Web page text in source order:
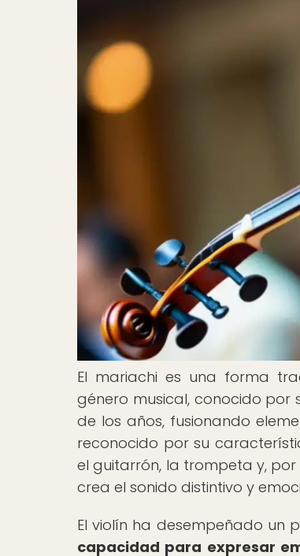
El mariachi es una forma
género musical, conocido por
de los años, fusionando
reconocido por su
el guitarrón, la trompeta y, por
crea el sonido distintivo y
El violín ha desempeñado un
capacidad para expresar